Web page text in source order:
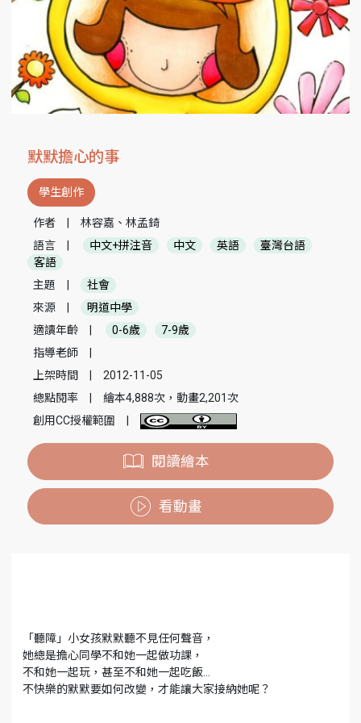
默默擔心的事
學生創作
作者
林容嘉、林孟錡
語言
中文+拼注音 中文 英語
臺灣台語
客語
主題
社會
來源
明道中學
適讀年齡
0-6歲
7-9歲
指導老師
上架時間
2012-11-05
總點閱率
繪本4,888次，動畫2,201次
創用CC授權範圍
閱讀繪本
看動畫
「聽障」小女孩默默聽不見任何聲音，
她總是擔心同學不和她一起做功課，
不和她一起玩，甚至不和她一起吃飯…
不快樂的默默要如何改變，才能讓大家接納她呢？